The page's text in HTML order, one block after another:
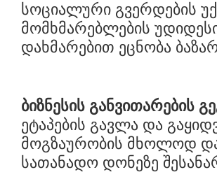
სოციალური გვერდების
მომხმარებლების
დახმარებით ეცნობა
ბიზნესის განვითარების
ეტაპების გავლა და
მოგზაურობის მხოლოდ
სათანადო დონეზე